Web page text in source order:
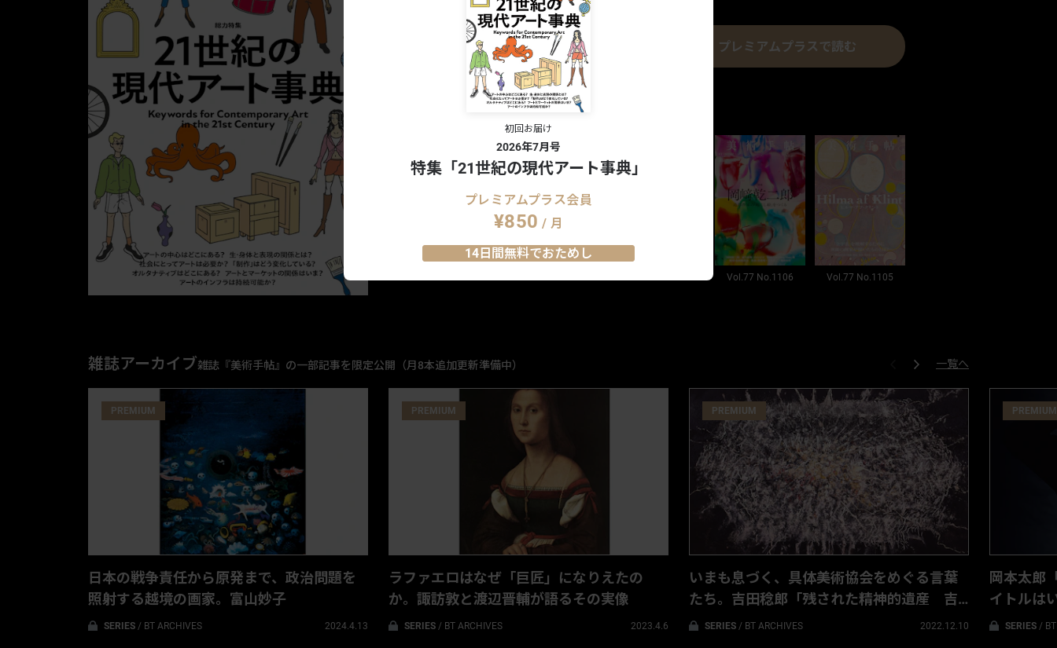
目次を見る プレミアムプラスで読む
Vol.77 No.1106 Vol.77 No.1105
雑誌アーカイブ雑誌『美術手帖』の一部記事を限定公開（月8本追加更新準備中） 一覧へ
PREMIUM
日本の戦争責任から原発まで、政治問題を
照射する越境の画家。富山妙子
SERIES / BT ARCHIVES 2024.4.13
PREMIUM
ラファエロはなぜ「巨匠」になりえたの
か。諏訪敦と渡辺晋輔が語るその実像
SERIES / BT ARCHIVES 2023.4.6
PREMIUM
いまも息づく、具体美術協会をめぐる言葉
たち。吉田稔郎「残された精神的遺産 吉
原治良語録を中心に」
SERIES / BT ARCHIVES 2022.12.10
PREMIUM
岡本太郎
イトルは
SERIES /
初回お届け
2026年7月号
特集「21世紀の現代アート事典」
プレミアムプラス会員
¥850 / 月
14日間無料でおためし